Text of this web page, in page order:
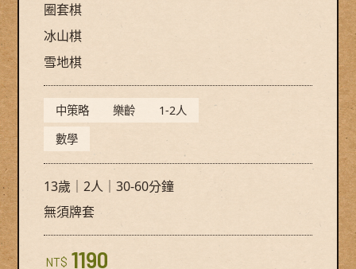
圈套棋
冰山棋
雪地棋
中策略 樂齡
1-2人
數學
13歲｜2人｜30-60分鐘
無須牌套
NT$ 1190